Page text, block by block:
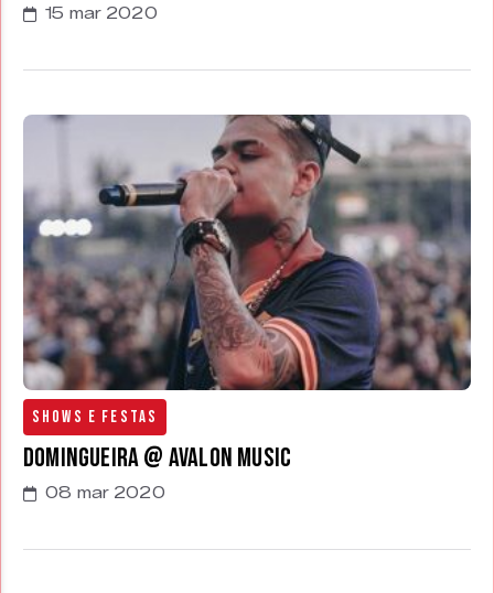
15 mar 2020
Shows e Festas
Domingueira @ Avalon Music
08 mar 2020